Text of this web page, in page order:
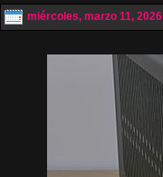
miércoles, marzo 11, 2026